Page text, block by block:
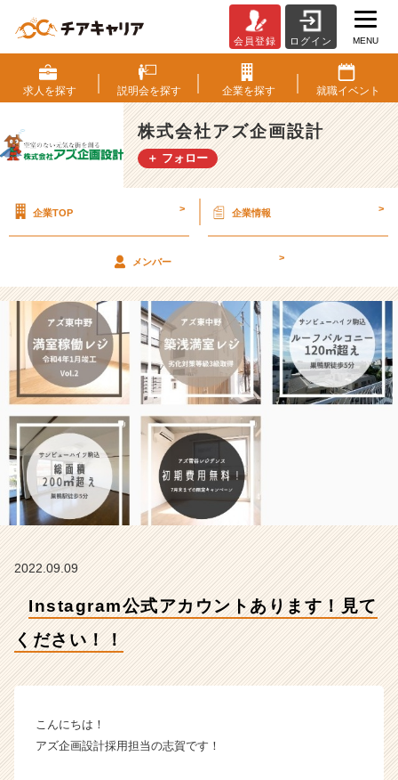
n
s
t
a
g
r
式
ウ
ン
ト
あ
り
ま
す！
見
て
い！！
ア
設
タ
会員登録 ログイン MENU
求人を探す 説明会を探す 企業を探す 就職イベント
株式会社アズ企画設計
＋ フォロー
企業TOP > 企業情報 >
メンバー >
2022.09.09
Instagram公式アカウントあります！見て
ください！！
こんにちは！
アズ企画設計採用担当の志賀です！